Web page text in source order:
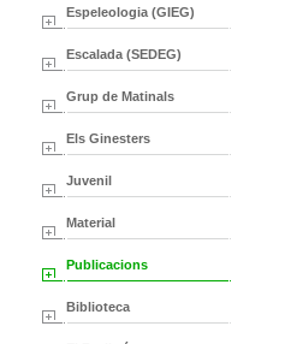
Espeleologia (GIEG)
Escalada (SEDEG)
Grup de Matinals
Els Ginesters
Juvenil
Material
Publicacions
Biblioteca